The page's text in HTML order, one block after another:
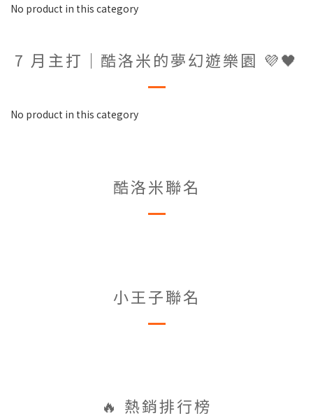
No product in this category
7 月主打｜酷洛米的夢幻遊樂園 💜🖤
No product in this category
酷洛米聯名
小王子聯名
🔥 熱銷排行榜